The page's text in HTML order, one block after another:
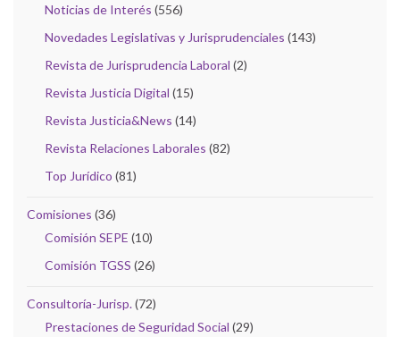
Noticias de Interés (556)
Novedades Legislativas y Jurisprudenciales (143)
Revista de Jurisprudencia Laboral (2)
Revista Justicia Digital (15)
Revista Justicia&News (14)
Revista Relaciones Laborales (82)
Top Jurídico (81)
Comisiones (36)
Comisión SEPE (10)
Comisión TGSS (26)
Consultoría-Jurisp.(72)
Prestaciones de Seguridad Social (29)